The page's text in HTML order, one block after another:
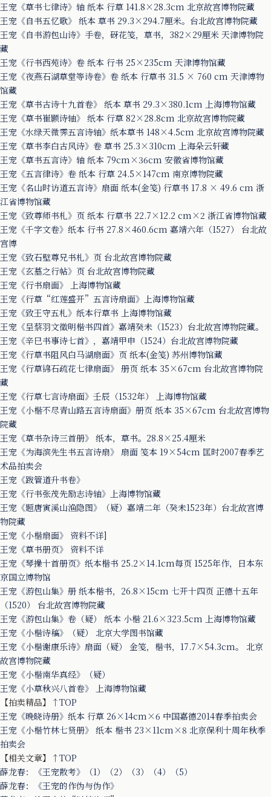
王宠《草书七律诗》轴 纸本 行草 141.8×28.3cm 北京故宫博物院藏
王宠《自书五忆歌》 纸本 草书 29.3×294.7厘米。台北故宫博物院藏
王宠《自书游包山诗》手卷，砑花笺，草书，382×29厘米 天津博物院
藏
王宠《行书西苑诗》卷 纸本 行书 25×235cm 天津博物馆藏
王宠《夜燕石湖草堂等诗卷》卷 纸本 行草书 31.5 × 760 cm 天津博物
馆藏
王宠《草书古诗十九首卷》 纸本 草书 29.3×380.1cm 上海博物馆藏
王宠《草书崔颢诗轴》 纸本 行草 82×28.8cm 北京故宫博物院藏
王宠《水绿天微霁五言诗轴》纸本草书 148×4.5cm 北京故宫博物院藏
王宠《草书李白古风诗》卷 草书 25.3×310cm 上海朵云轩藏
王宠《草书五言诗》轴 纸本 79cm×36cm 安徽省博物馆藏
王宠《五言律诗》卷 纸本 行草 24.5×147cm 南京博物院藏
王宠《名山时访道五言诗》扇面 纸本(金笺) 行草书 17.8 × 49.6 cm 浙
江省博物馆藏
王宠《致尊师书札》页 纸本 行草书 22.7×12.2 cm×2 浙江省博物馆藏
王宠《千字文卷》纸本 行书 27.8×460.6cm 嘉靖六年（1527） 台北故
宫博
王宠《致石壁尊兄书札》页 台北故宫博物院藏
王宠《玄墓之行帖》页 台北故宫博物院藏
王宠《行书扇面》 上海博物馆藏
王宠《行草“红莲盛开”五言诗扇面》上海博物馆藏
王宠《致王守五札》纸本行草书 上海博物馆藏
王宠《呈蔡羽文徵明楷书四首》嘉靖癸未（1523）台北故宫博物院藏。
王宠《辛巳书事诗七首》，嘉靖甲申（1524）台北故宫博物院藏
王宠《行草书阻风白马湖扇面》页 纸本(金笺) 苏州博物馆藏
王宠《行草锦石疏花七律扇面》 册页 纸本 35×67cm 台北故宫博物院
藏
王宠《行草七言诗扇面》壬辰（1532年） 上海博物馆藏
王宠《小楷不尽青山路五言诗扇面》册页 纸本 35×67cm 台北故宫博物
院藏
王宠《草书杂诗三首册》 纸本，草书。28.8×25.4厘米
王宠《为海滨先生书五言诗扇》 扇面 笺本 19×54cm 匡时2007春季艺
术品拍卖会
王宠《跋管道升书卷》
王宠《行书张茂先励志诗轴》上海博物馆藏
王宠《题唐寅溪山渔隐图》（疑）嘉靖二年（癸未1523年）台北故宫博
物院藏
王宠《小楷扇面》 资料不详]
王宠《草书册页》 资料不详
王宠《琴操十首册页》纸本楷书 25.2×14.1cm每页 1525年作，日本东
京国立博物馆
王宠《游包山集》册 纸本楷书，26.8×15cm 七开十四页 正德十五年
（1520） 台北故宫博物院藏
王宠《游包山集》卷（疑） 纸本 小楷 21.6×323.5cm 上海博物馆藏
王宠《小楷诗稿》（疑） 北京大学图书馆藏
王宠《小楷谢康乐诗》扇面（疑） 金笺，楷书，17.7×54.3cm。 北京
故宫博物院藏
王宠《小楷南华真经》（疑）
王宠《小草秋兴八首卷》 上海博物馆藏
【拍卖精品】 ↑TOP
王宠《晚晓诗册》纸本 行草 26×14cm×6 中国嘉德2014春季拍卖会
王宠《小楷竹林七贤册》 纸本 楷书 23×11cm×8 北京保利十周年秋季
拍卖会
【相关文章】 ↑TOP
薛龙春：《王宠散考》（1）
（2） （3） （4）
（5）
薛龙春：《王宠的作伪与伪作》